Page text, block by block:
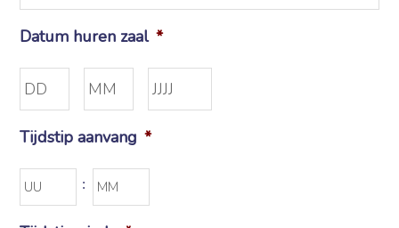
Datum huren zaal *
Tijdstip aanvang *
: